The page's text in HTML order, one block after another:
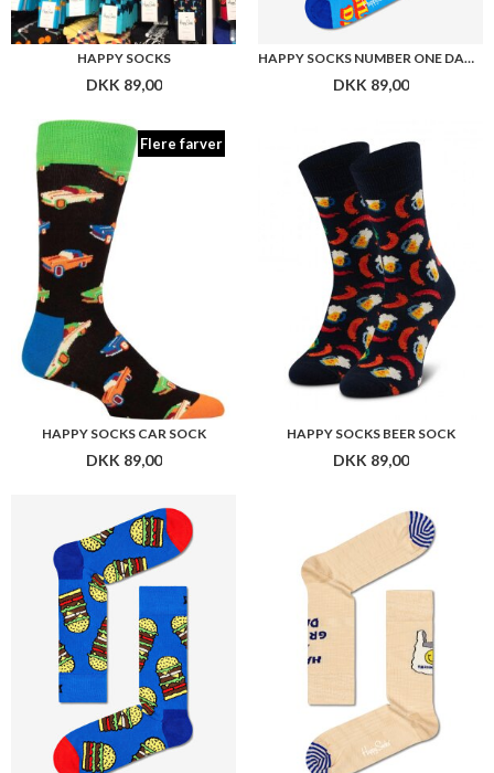
HAPPY SOCKS
DKK 89,00
HAPPY SOCKS NUMBER ONE DAD SOCK
DKK 89,00
Flere farver
HAPPY SOCKS CAR SOCK
DKK 89,00
HAPPY SOCKS BEER SOCK
DKK 89,00